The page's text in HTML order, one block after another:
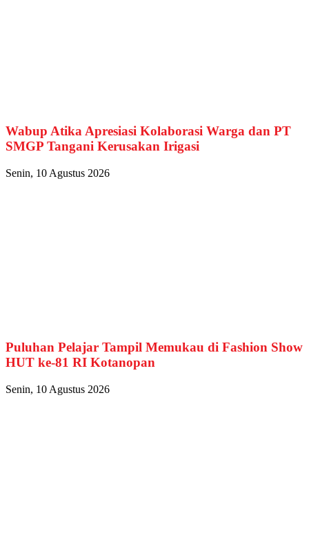
Wabup Atika Apresiasi Kolaborasi Warga dan PT
SMGP Tangani Kerusakan Irigasi
Senin, 10 Agustus 2026
Puluhan Pelajar Tampil Memukau di Fashion Show
HUT ke-81 RI Kotanopan
Senin, 10 Agustus 2026